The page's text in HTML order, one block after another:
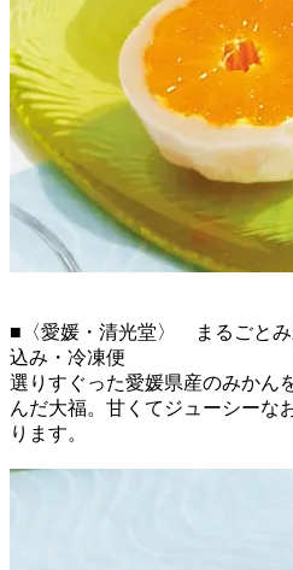
■〈愛媛・清光堂〉 まるごと
込み・冷凍便
選りすぐった愛媛県産のみかん
んだ大福。甘くてジューシーな
ります。